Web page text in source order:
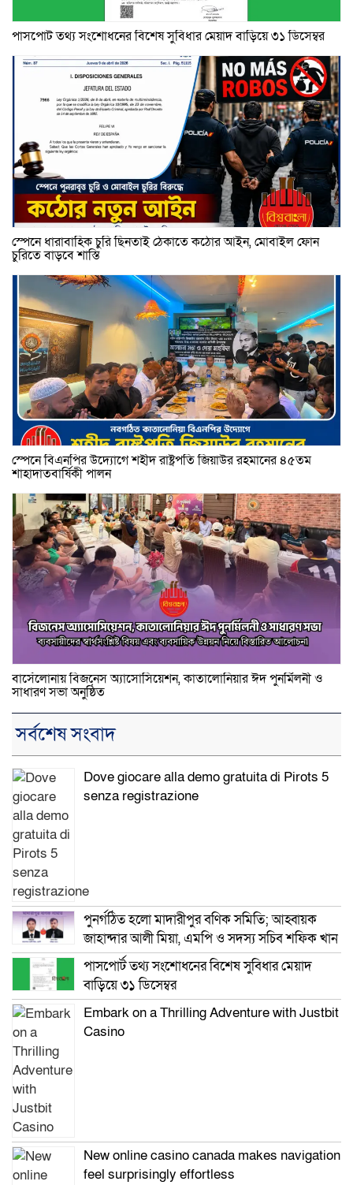
পাসপোর্ট তথ্য সংশোধনের বিশেষ সুবিধার মেয়াদ বাড়িয়ে ৩১ ডিসেম্বর
স্পেনে ধারাবাহিক চুরি ছিনতাই ঠেকাতে কঠোর আইন, মোবাইল ফোন
চুরিতে বাড়বে শাস্তি
স্পেনে বিএনপির উদ্যোগে শহীদ রাষ্ট্রপতি জিয়াউর রহমানের ৪৫তম
শাহাদাতবার্ষিকী পালন
বার্সেলোনায় বিজনেস অ্যাসোসিয়েশন, কাতালোনিয়ার ঈদ পুনর্মিলনী ও
সাধারণ সভা অনুষ্ঠিত
সর্বশেষ সংবাদ
Dove giocare alla demo gratuita di Pirots 5
senza registrazione
পুনর্গঠিত হলো মাদারীপুর বণিক সমিতি; আহ্বায়ক
জাহান্দার আলী মিয়া, এমপি ও সদস্য সচিব শফিক খান
পাসপোর্ট তথ্য সংশোধনের বিশেষ সুবিধার মেয়াদ
বাড়িয়ে ৩১ ডিসেম্বর
Embark on a Thrilling Adventure with Justbit
Casino
New online casino canada makes navigation
feel surprisingly effortless